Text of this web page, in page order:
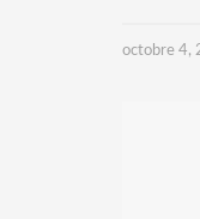
octobre 4,